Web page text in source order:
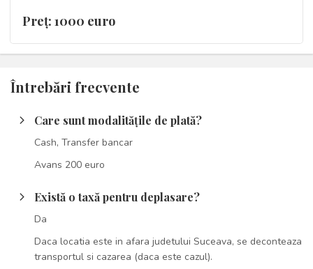
Preţ: 1000 euro
Întrebări frecvente
arrow_forward_ios Care sunt modalitățile de plată?
Cash, Transfer bancar
Avans 200 euro
arrow_forward_ios Există o taxă pentru deplasare?
Da
Daca locatia este in afara judetului Suceava, se deconteaza
transportul si cazarea (daca este cazul).